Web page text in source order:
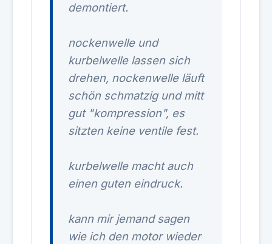
demontiert.
nockenwelle und
kurbelwelle lassen sich
drehen, nockenwelle läuft
schön schmatzig und mitt
gut "kompression", es
sitzten keine ventile fest.
kurbelwelle macht auch
einen guten eindruck.
kann mir jemand sagen
wie ich den motor wieder